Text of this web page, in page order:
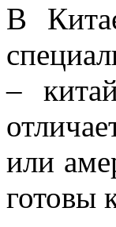
В
–
или
готовы